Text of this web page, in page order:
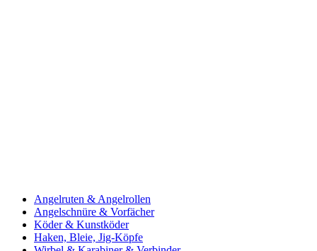
Angelruten & Angelrollen
Angelschnüre & Vorfächer
Köder & Kunstköder
Haken, Bleie, Jig-Köpfe